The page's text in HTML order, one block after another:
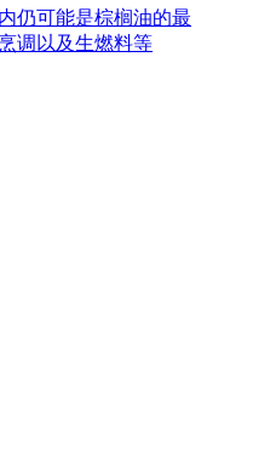
仍可能是棕榈油的最
调以及生燃料等